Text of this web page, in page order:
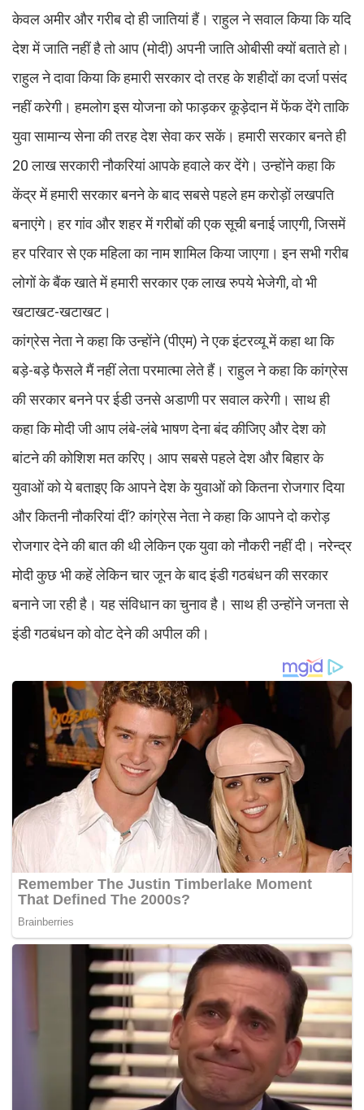
केवल अमीर और गरीब दो ही जातियां हैं। राहुल ने सवाल किया कि यदि
देश में जाति नहीं है तो आप (मोदी) अपनी जाति ओबीसी क्यों बताते हो।
राहुल ने दावा किया कि हमारी सरकार दो तरह के शहीदों का दर्जा पसंद
नहीं करेगी। हमलोग इस योजना को फाड़कर कूड़ेदान में फेंक देंगे ताकि
युवा सामान्य सेना की तरह देश सेवा कर सकें। हमारी सरकार बनते ही
20 लाख सरकारी नौकरियां आपके हवाले कर देंगे। उन्होंने कहा कि
केंद्र में हमारी सरकार बनने के बाद सबसे पहले हम करोड़ों लखपति
बनाएंगे। हर गांव और शहर में गरीबों की एक सूची बनाई जाएगी, जिसमें
हर परिवार से एक महिला का नाम शामिल किया जाएगा। इन सभी गरीब
लोगों के बैंक खाते में हमारी सरकार एक लाख रुपये भेजेगी, वो भी
खटाखट-खटाखट।
कांग्रेस नेता ने कहा कि उन्होंने (पीएम) ने एक इंटरव्यू में कहा था कि
बड़े-बड़े फैसले मैं नहीं लेता परमात्मा लेते हैं। राहुल ने कहा कि कांग्रेस
की सरकार बनने पर ईडी उनसे अडाणी पर सवाल करेगी। साथ ही
कहा कि मोदी जी आप लंबे-लंबे भाषण देना बंद कीजिए और देश को
बांटने की कोशिश मत करिए। आप सबसे पहले देश और बिहार के
युवाओं को ये बताइए कि आपने देश के युवाओं को कितना रोजगार दिया
और कितनी नौकरियां दीं? कांग्रेस नेता ने कहा कि आपने दो करोड़
रोजगार देने की बात की थी लेकिन एक युवा को नौकरी नहीं दी। नरेन्द्र
मोदी कुछ भी कहें लेकिन चार जून के बाद इंडी गठबंधन की सरकार
बनाने जा रही है। यह संविधान का चुनाव है। साथ ही उन्होंने जनता से
इंडी गठबंधन को वोट देने की अपील की।